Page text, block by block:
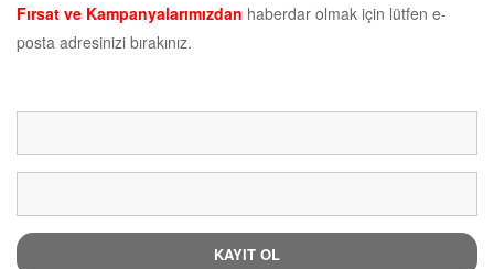
Fırsat ve Kampanyalarımızdan haberdar olmak için lütfen e-
posta adresinizi bırakınız.
KAYIT OL